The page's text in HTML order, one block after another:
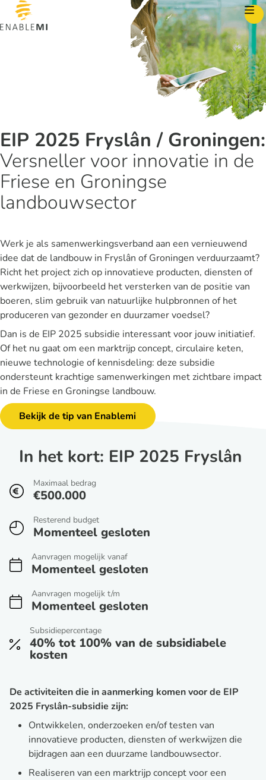
Skip to content
EIP 2025 Fryslân / Groningen:
Versneller voor innovatie in de
Friese en Groningse
landbouwsector
Werk je als samenwerkingsverband aan een vernieuwend
idee dat de landbouw in Fryslân of Groningen verduurzaamt?
Richt het project zich op innovatieve producten, diensten of
werkwijzen, bijvoorbeeld het versterken van de positie van
boeren, slim gebruik van natuurlijke hulpbronnen of het
produceren van gezonder en duurzamer voedsel?
Dan is de EIP 2025 subsidie interessant voor jouw initiatief.
Of het nu gaat om een marktrijp concept, circulaire keten,
nieuwe technologie of kennisdeling: deze subsidie
ondersteunt krachtige samenwerkingen met zichtbare impact
in de Friese en Groningse landbouw.
Bekijk de tip van Enablemi
In het kort: EIP 2025 Fryslân
Maximaal bedrag
€500.000
Resterend budget
Momenteel gesloten
Aanvragen mogelijk vanaf
Momenteel gesloten
Aanvragen mogelijk t/m
Momenteel gesloten
Subsidiepercentage
40% tot 100% van de subsidiabele
kosten
De activiteiten die in aanmerking komen voor de EIP
2025 Fryslân-subsidie zijn:
Ontwikkelen, onderzoeken en/of testen van
innovatieve producten, diensten of werkwijzen die
bijdragen aan een duurzame landbouwsector.
Realiseren van een marktrijp concept voor een